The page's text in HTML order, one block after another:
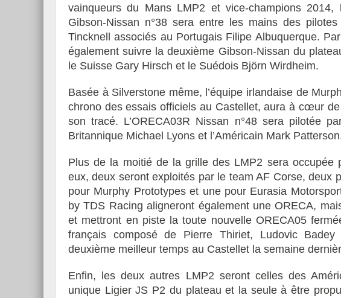
vainqueurs du Mans LMP2 et vice-champions 2014,
Gibson-Nissan n°38 sera entre les mains des
Tincknell associés au Portugais Filipe Albuquerque.
également suivre la deuxième Gibson-Nissan du
le Suisse Gary Hirsch et le Suédois Björn Wirdheim.
Basée à Silverstone même, l’équipe irlandaise de
chrono des essais officiels au Castellet, aura à cœur
son tracé. L’ORECA03R Nissan n°48 sera pilotée
Britannique Michael Lyons et l’Américain Mark
Plus de la moitié de la grille des LMP2 sera occupée
eux, deux seront exploités par le team AF Corse, deux
pour Murphy Prototypes et une pour Eurasia
by TDS Racing aligneront également une ORECA,
et mettront en piste la toute nouvelle ORECA05
français composé de Pierre Thiriet, Ludovic
deuxième meilleur temps au Castellet la semaine
Enfin, les deux autres LMP2 seront celles des
unique Ligier JS P2 du plateau et la seule à être
Essai – Morgan Supersport